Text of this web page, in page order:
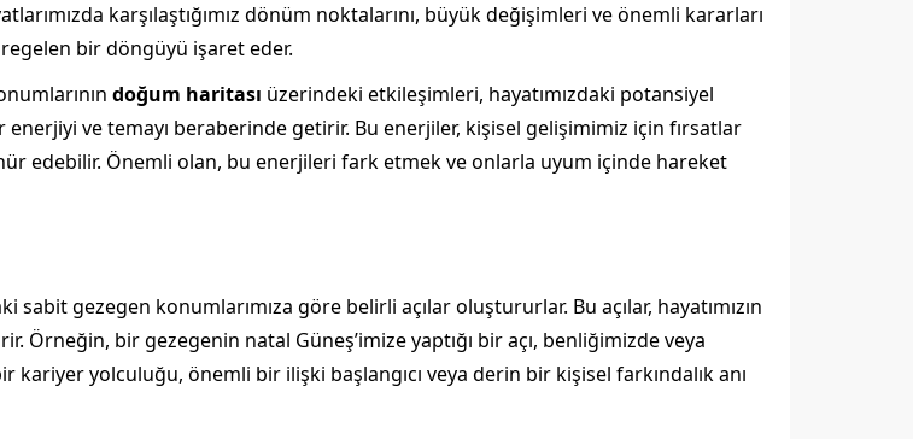
karşılaştığımız dönüm noktalarını, büyük değişimleri ve önemli kararları
bir döngüyü işaret eder.
doğum haritası üzerindeki etkileşimleri, hayatımızdaki potansiyel
ve temayı beraberinde getirir. Bu enerjiler, kişisel gelişimimiz için fırsatlar
edebilir. Önemli olan, bu enerjileri fark etmek ve onlarla uyum içinde hareket
gezegen konumlarımıza göre belirli açılar oluştururlar. Bu açılar, hayatımızın
Örneğin, bir gezegenin natal Güneş’imize yaptığı bir açı, benliğimizde veya
yolculuğu, önemli bir ilişki başlangıcı veya derin bir kişisel farkındalık anı